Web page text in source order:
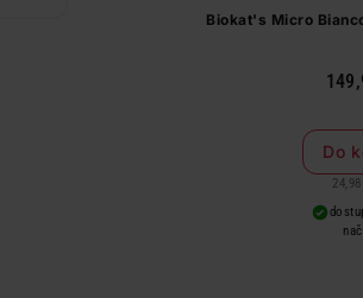
Biokat's Micro
Do